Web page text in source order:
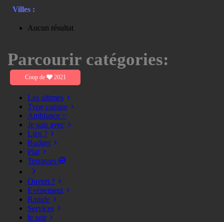
Villes :
Aucun résultat
Parcourir catégories:
Coup de 2021
Les ultimes
Type cuisine
Ambiance >
Je suis avec
Lieu ?
Budget
Plat
Terrasses
Ouvert ?
Evènement
Rapide
Services
le soir